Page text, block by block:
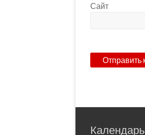
Сайт
Календарь